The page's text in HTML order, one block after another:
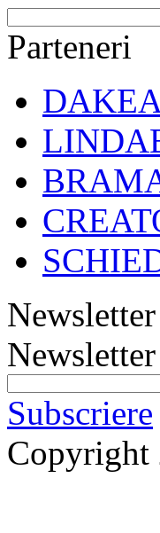
Parteneri
Newsletter
Newsletter
Subscriere
Copyright